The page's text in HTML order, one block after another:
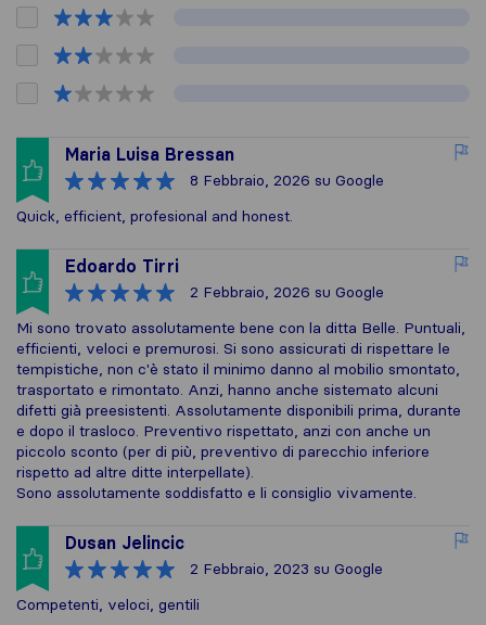
Maria Luisa Bressan
8 Febbraio, 2026 su Google
Quick, efficient, profesional and honest.
Edoardo Tirri
2 Febbraio, 2026 su Google
Mi sono trovato assolutamente bene con la ditta Belle. Puntuali,
efficienti, veloci e premurosi. Si sono assicurati di rispettare le
tempistiche, non c'è stato il minimo danno al mobilio smontato,
trasportato e rimontato. Anzi, hanno anche sistemato alcuni
difetti già preesistenti. Assolutamente disponibili prima, durante
e dopo il trasloco. Preventivo rispettato, anzi con anche un
piccolo sconto (per di più, preventivo di parecchio inferiore
rispetto ad altre ditte interpellate).
Sono assolutamente soddisfatto e li consiglio vivamente.
Dusan Jelincic
2 Febbraio, 2023 su Google
Competenti, veloci, gentili